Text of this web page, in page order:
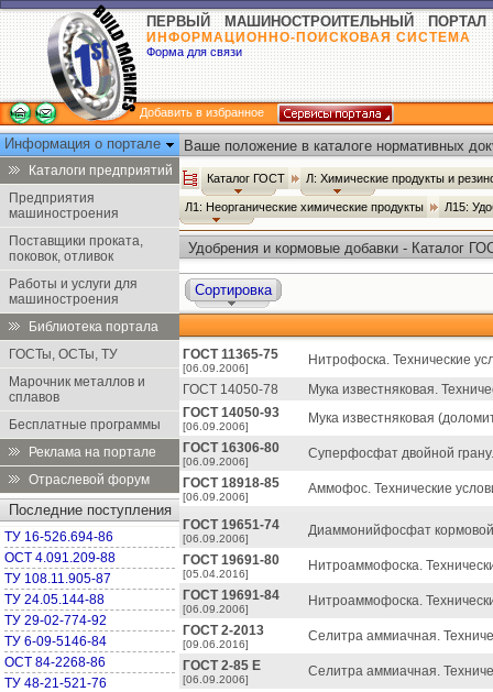
ПЕРВЫЙ МАШИНОСТРОИТЕЛЬНЫЙ ПОРТАЛ
ИНФОРМАЦИОННО-ПОИСКОВАЯ СИСТЕМА
Форма для связи
Добавить в избранное
Информация о портале
Каталоги предприятий
Предприятия
машиностроения
Поставщики проката,
поковок, отливок
Работы и услуги для
машиностроения
Библиотека портала
ГОСТы, ОСТы, ТУ
Марочник металлов и
сплавов
Бесплатные программы
Реклама на портале
Отраслевой форум
Последние поступления
ТУ 16-526.694-86
ОСТ 4.091.209-88
ТУ 108.11.905-87
ТУ 24.05.144-88
ТУ 29-02-774-92
ТУ 6-09-5146-84
ОСТ 84-2268-86
ТУ 48-21-521-76
Ваше положение в каталоге нормативных
Каталог ГОСТ Л: Химические продукты и
Л1: Неорганические химические продукты Л15:
Удобрения и кормовые добавки - Каталог
Сортировка
ГОСТ 11365-75
[06.09.2006]
Нитрофоска. Технические
ГОСТ 14050-78
Мука известняковая.
ГОСТ 14050-93
[06.09.2006]
Мука известняковая
ГОСТ 16306-80
[06.09.2006]
Суперфосфат двойной
ГОСТ 18918-85
[06.09.2006]
Аммофос. Технические
ГОСТ 19651-74
[06.09.2006]
Диаммонийфосфат
ГОСТ 19691-80
[05.04.2016]
Нитроаммофоска.
ГОСТ 19691-84
[06.09.2006]
Нитроаммофоска.
ГОСТ 2-2013
[09.06.2016]
Селитра аммиачная.
ГОСТ 2-85 Е
[06.09.2006]
Селитра аммиачная.